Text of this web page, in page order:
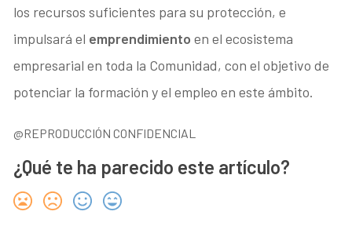
los recursos suficientes para su protección, e
impulsará el emprendimiento en el ecosistema
empresarial en toda la Comunidad, con el objetivo de
potenciar la formación y el empleo en este ámbito.
@REPRODUCCIÓN CONFIDENCIAL
¿Qué te ha parecido este artículo?